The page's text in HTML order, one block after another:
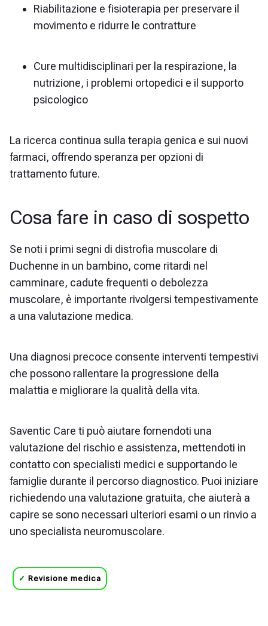
Riabilitazione e fisioterapia per preservare il
movimento e ridurre le contratture
Cure multidisciplinari per la respirazione, la
nutrizione, i problemi ortopedici e il supporto
psicologico
La ricerca continua sulla terapia genica e sui nuovi
farmaci, offrendo speranza per opzioni di
trattamento future.
Cosa fare in caso di sospetto
Se noti i primi segni di distrofia muscolare di
Duchenne in un bambino, come ritardi nel
camminare, cadute frequenti o debolezza
muscolare, è importante rivolgersi tempestivamente
a una valutazione medica.
Una diagnosi precoce consente interventi tempestivi
che possono rallentare la progressione della
malattia e migliorare la qualità della vita.
Saventic Care ti può aiutare fornendoti una
valutazione del rischio e assistenza, mettendoti in
contatto con specialisti medici e supportando le
famiglie durante il percorso diagnostico. Puoi iniziare
richiedendo una valutazione gratuita, che aiuterà a
capire se sono necessari ulteriori esami o un rinvio a
uno specialista neuromuscolare.
✓ Revisione medica